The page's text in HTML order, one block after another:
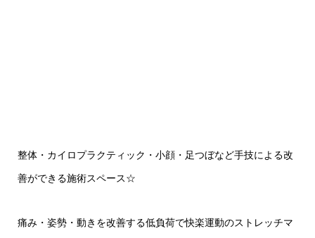
整体・カイロプラクティック・小顔・足つぼなど手技による改
善ができる施術スペース☆
痛み・姿勢・動きを改善する低負荷で快楽運動のストレッチマ